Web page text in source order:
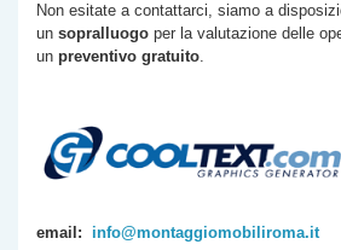
Non esitate a contattarci, siamo a
un sopralluogo per la valutazione delle
un preventivo gratuito.
email: info@montaggiomobiliroma.it